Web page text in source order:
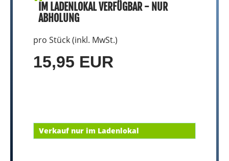
IM LADENLOKAL VERFÜGBAR - NUR
ABHOLUNG
pro Stück (inkl. MwSt.)
15,95 EUR
Verkauf nur im Ladenlokal